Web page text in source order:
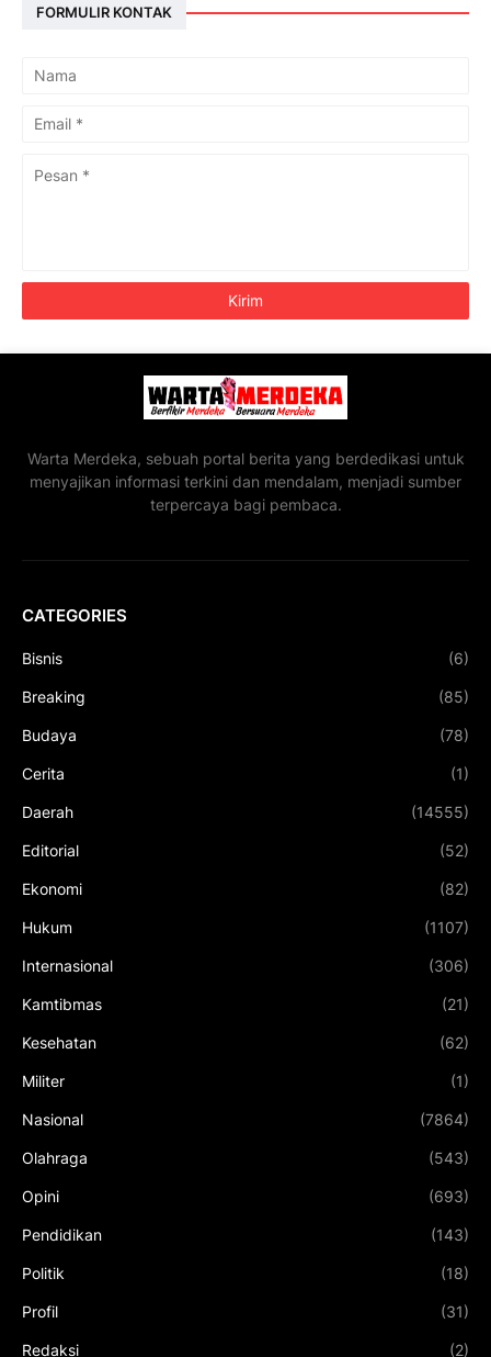
FORMULIR KONTAK
Warta Merdeka, sebuah portal berita yang berdedikasi untuk
menyajikan informasi terkini dan mendalam, menjadi sumber
terpercaya bagi pembaca.
CATEGORIES
Bisnis (6)
Breaking (85)
Budaya (78)
Cerita (1)
Daerah (14555)
Editorial (52)
Ekonomi (82)
Hukum (1107)
Internasional (306)
Kamtibmas (21)
Kesehatan (62)
Militer (1)
Nasional (7864)
Olahraga (543)
Opini (693)
Pendidikan (143)
Politik (18)
Profil (31)
Redaksi (2)